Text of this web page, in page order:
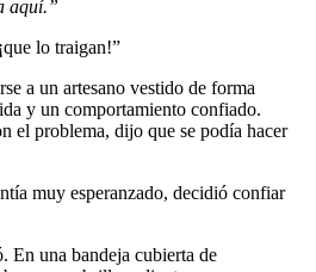
aquí.”
lo traigan!”
a un artesano vestido de forma
y un comportamiento confiado.
el problema, dijo que se podía hacer
muy esperanzado, decidió confiar
En una bandeja cubierta de